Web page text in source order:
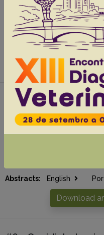
Batista M.C.S Castro R.S.
Silva S.M.S.
Carvalho
Abstracts: English
Download
#5 - Outbreaks of
rhinopharyngeal
Paraíba,
Abstracts: English
Download